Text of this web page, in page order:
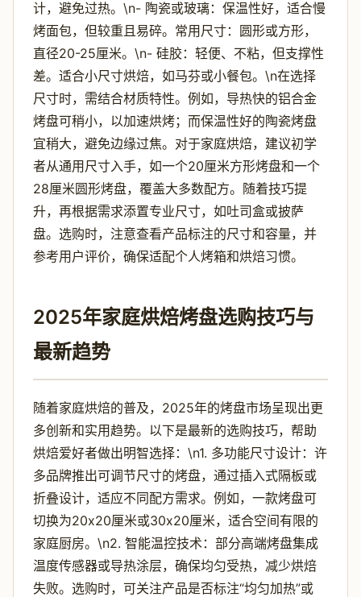
计，避免过热。\n- 陶瓷或玻璃：保温性好，适合慢
烤面包，但较重且易碎。常用尺寸：圆形或方形，
直径20-25厘米。\n- 硅胶：轻便、不粘，但支撑性
差。适合小尺寸烘焙，如马芬或小餐包。\n在选择
尺寸时，需结合材质特性。例如，导热快的铝合金
烤盘可稍小，以加速烘烤；而保温性好的陶瓷烤盘
宜稍大，避免边缘过焦。对于家庭烘焙，建议初学
者从通用尺寸入手，如一个20厘米方形烤盘和一个
28厘米圆形烤盘，覆盖大多数配方。随着技巧提
升，再根据需求添置专业尺寸，如吐司盒或披萨
盘。选购时，注意查看产品标注的尺寸和容量，并
参考用户评价，确保适配个人烤箱和烘焙习惯。
2025年家庭烘焙烤盘选购技巧与
最新趋势
随着家庭烘焙的普及，2025年的烤盘市场呈现出更
多创新和实用趋势。以下是最新的选购技巧，帮助
烘焙爱好者做出明智选择：\n1. 多功能尺寸设计：许
多品牌推出可调节尺寸的烤盘，通过插入式隔板或
折叠设计，适应不同配方需求。例如，一款烤盘可
切换为20x20厘米或30x20厘米，适合空间有限的
家庭厨房。\n2. 智能温控技术：部分高端烤盘集成
温度传感器或导热涂层，确保均匀受热，减少烘焙
失败。选购时，可关注产品是否标注“均匀加热”或